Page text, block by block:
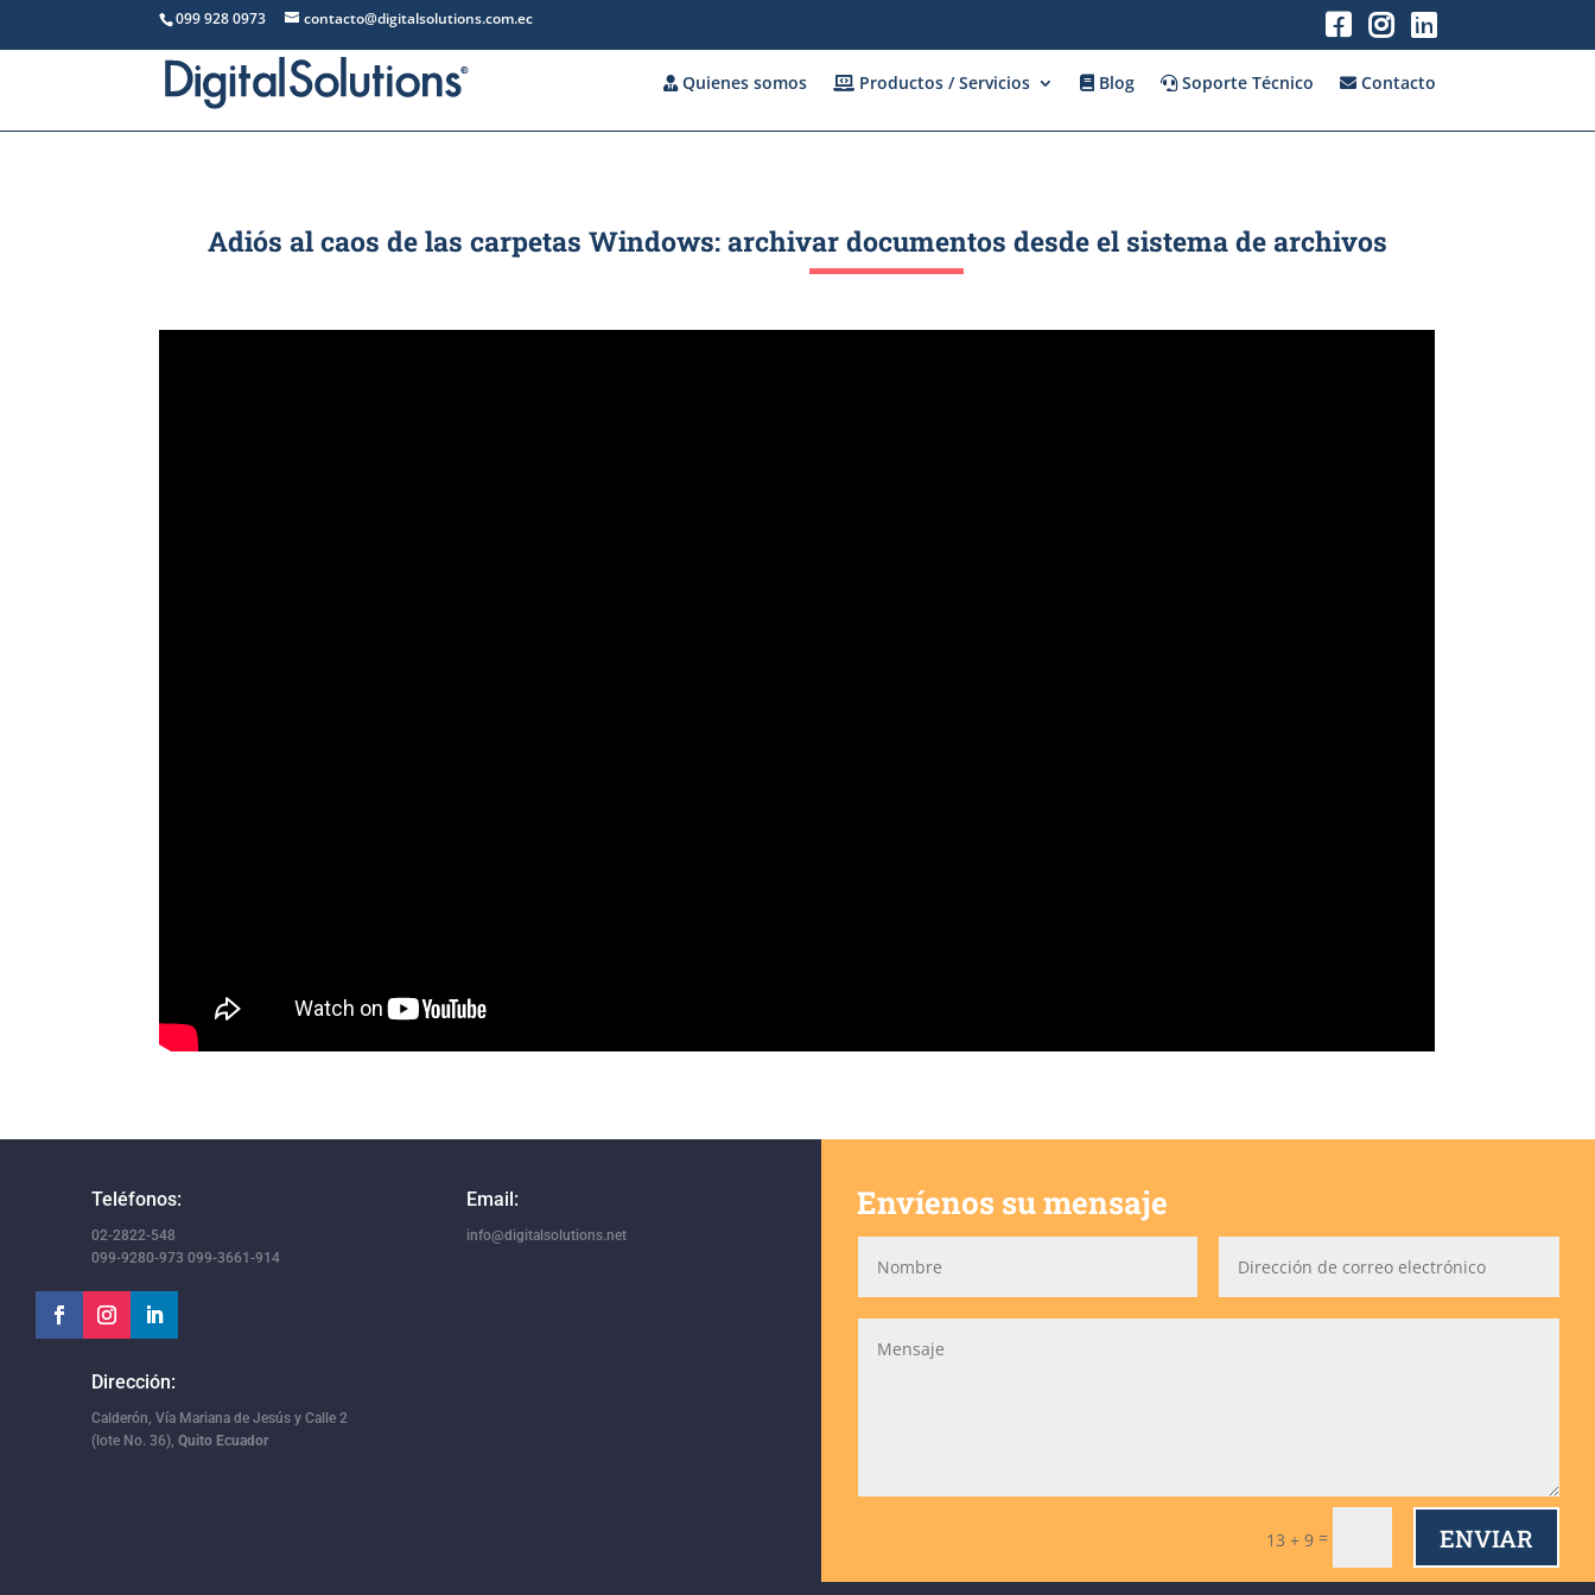
099 928 0973 contacto@digitalsolutions.com.ec
Quienes somos Productos / Servicios Blog Soporte Técnico Contacto
Adiós al caos de las carpetas Windows: archivar documentos desde el sistema de archivos
Teléfonos:
02-2822-548
099-9280-973 099-3661-914
Dirección:
Calderón, Vía Mariana de Jesús y Calle 2
(lote No. 36),Quito Ecuador
Email:
info@digitalsolutions.net
Envíenos su mensaje
13 + 9= ENVIAR